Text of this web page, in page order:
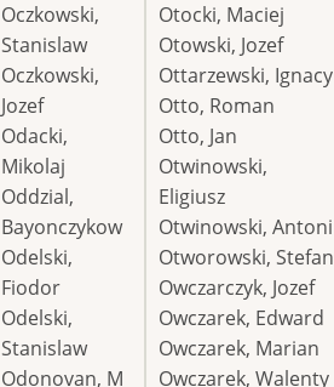
Oczkowski,
Stanislaw
Oczkowski,
Jozef
Odacki,
Mikolaj
Oddzial,
Bayonczykow
Odelski,
Fiodor
Odelski,
Stanislaw
Odonovan, M
Otocki, Maciej
Otowski, Jozef
Ottarzewski, Ignacy
Otto, Roman
Otto, Jan
Otwinowski,
Eligiusz
Otwinowski, Antoni
Otworowski, Stefan
Owczarczyk, Jozef
Owczarek, Edward
Owczarek, Marian
Owczarek, Walenty